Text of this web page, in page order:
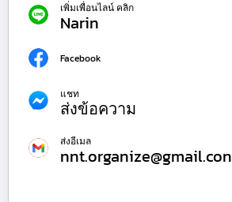
เพิ่มเพื่อนไลน์ คลิก
Narin
Facebook
แชท
ส่งข้อความ
ส่งอีเมล
nnt.organize@gmail.con